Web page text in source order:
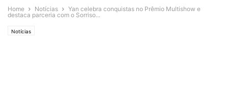
Home Notícias
Yan celebra conquistas no Prêmio Multishow e
destaca parceria com o Sorriso...
Notícias